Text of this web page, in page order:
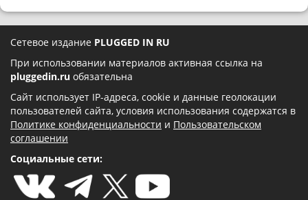
Сетевое издание PLUGGED IN RU
При использовании материалов активная ссылка на
pluggedin.ru обязательна
Сайт использует IP-адреса, cookie и данные геолокации
пользователей сайта, условия использования содержатся в
Политике конфиденциальности и Пользовательском
соглашении
Социальные сети: